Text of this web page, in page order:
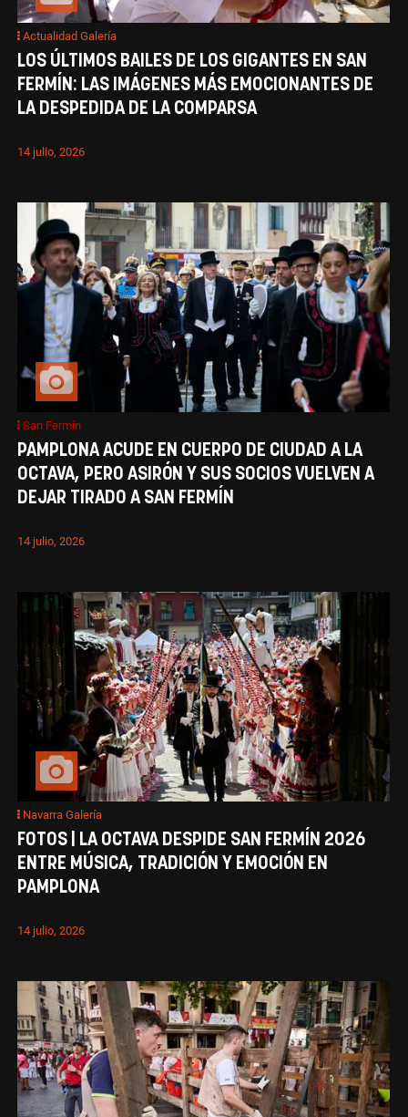
Actualidad Galería
LOS ÚLTIMOS BAILES DE LOS GIGANTES EN SAN
FERMÍN: LAS IMÁGENES MÁS EMOCIONANTES DE
LA DESPEDIDA DE LA COMPARSA
14 julio, 2026
San Fermín
PAMPLONA ACUDE EN CUERPO DE CIUDAD A LA
OCTAVA, PERO ASIRÓN Y SUS SOCIOS VUELVEN A
DEJAR TIRADO A SAN FERMÍN
14 julio, 2026
Navarra Galería
FOTOS | LA OCTAVA DESPIDE SAN FERMÍN 2026
ENTRE MÚSICA, TRADICIÓN Y EMOCIÓN EN
PAMPLONA
14 julio, 2026